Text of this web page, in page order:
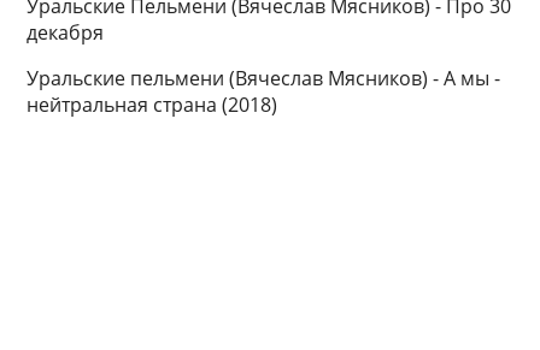
Уральские Пельмени (Вячеслав Мясников) - Про 30
декабря
Уральские пельмени (Вячеслав Мясников) - А мы -
нейтральная страна (2018)